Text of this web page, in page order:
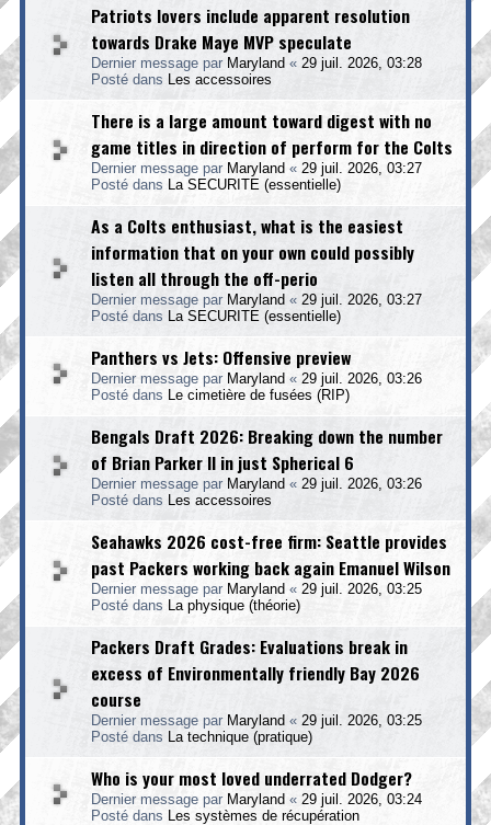
Patriots lovers include apparent resolution
towards Drake Maye MVP speculate
Dernier message par Maryland « 29 juil. 2026, 03:28
Posté dans
Les accessoires
There is a large amount toward digest with no
game titles in direction of perform for the Colts
Dernier message par Maryland « 29 juil. 2026, 03:27
Posté dans
La SECURITE (essentielle)
As a Colts enthusiast, what is the easiest
information that on your own could possibly
listen all through the off-perio
Dernier message par Maryland « 29 juil. 2026, 03:27
Posté dans
La SECURITE (essentielle)
Panthers vs Jets: Offensive preview
Dernier message par Maryland « 29 juil. 2026, 03:26
Posté dans
Le cimetière de fusées (RIP)
Bengals Draft 2026: Breaking down the number
of Brian Parker II in just Spherical 6
Dernier message par Maryland « 29 juil. 2026, 03:26
Posté dans
Les accessoires
Seahawks 2026 cost-free firm: Seattle provides
past Packers working back again Emanuel Wilson
Dernier message par Maryland « 29 juil. 2026, 03:25
Posté dans
La physique (théorie)
Packers Draft Grades: Evaluations break in
excess of Environmentally friendly Bay 2026
course
Dernier message par Maryland « 29 juil. 2026, 03:25
Posté dans
La technique (pratique)
Who is your most loved underrated Dodger?
Dernier message par Maryland « 29 juil. 2026, 03:24
Posté dans
Les systèmes de récupération